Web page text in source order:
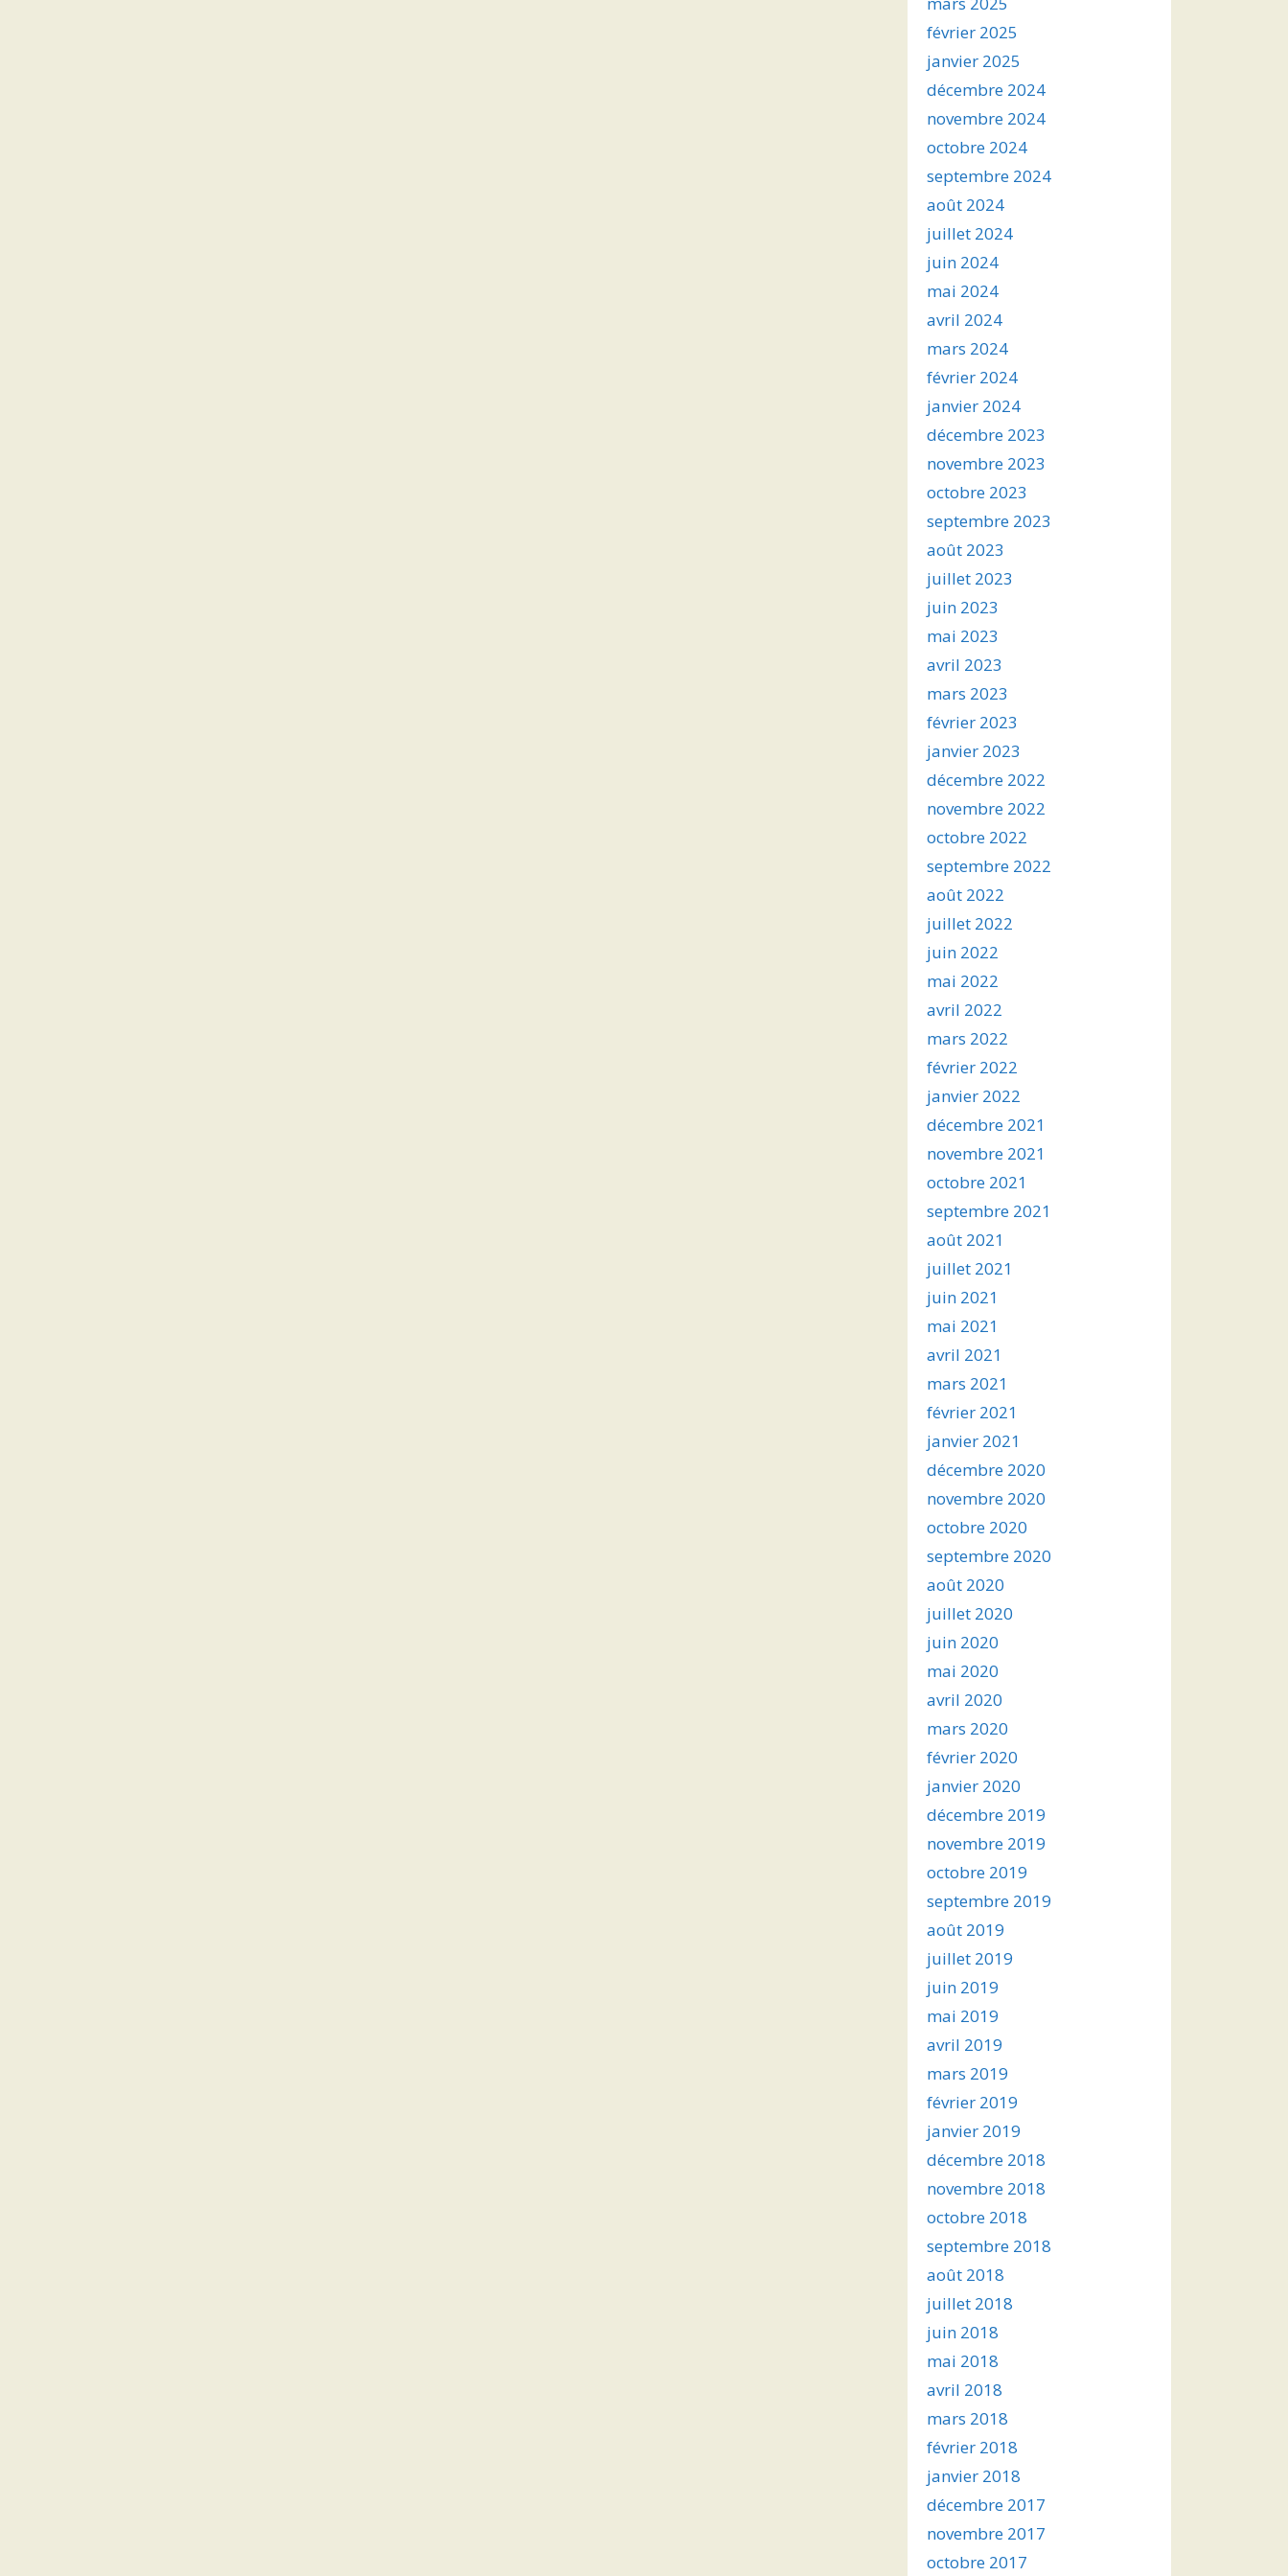
février 2025
janvier 2025
décembre 2024
novembre 2024
octobre 2024
septembre 2024
août 2024
juillet 2024
juin 2024
mai 2024
avril 2024
mars 2024
février 2024
janvier 2024
décembre 2023
novembre 2023
octobre 2023
septembre 2023
août 2023
juillet 2023
juin 2023
mai 2023
avril 2023
mars 2023
février 2023
janvier 2023
décembre 2022
novembre 2022
octobre 2022
septembre 2022
août 2022
juillet 2022
juin 2022
mai 2022
avril 2022
mars 2022
février 2022
janvier 2022
décembre 2021
novembre 2021
octobre 2021
septembre 2021
août 2021
juillet 2021
juin 2021
mai 2021
avril 2021
mars 2021
février 2021
janvier 2021
décembre 2020
novembre 2020
octobre 2020
septembre 2020
août 2020
juillet 2020
juin 2020
mai 2020
avril 2020
mars 2020
février 2020
janvier 2020
décembre 2019
novembre 2019
octobre 2019
septembre 2019
août 2019
juillet 2019
juin 2019
mai 2019
avril 2019
mars 2019
février 2019
janvier 2019
décembre 2018
novembre 2018
octobre 2018
septembre 2018
août 2018
juillet 2018
juin 2018
mai 2018
avril 2018
mars 2018
février 2018
janvier 2018
décembre 2017
novembre 2017
octobre 2017